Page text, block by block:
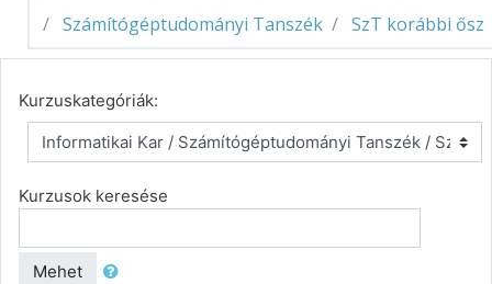
Számítógéptudományi Tanszék
SzT korábbi ősz
Kurzuskategóriák:
Kurzusok keresése
Mehet